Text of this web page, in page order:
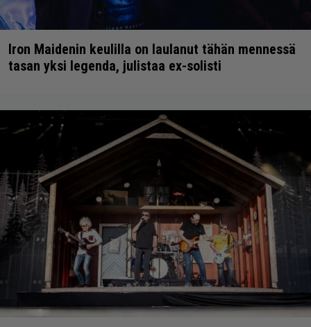
Iron Maidenin keulilla on laulanut tähän mennessä
tasan yksi legenda, julistaa ex-solisti